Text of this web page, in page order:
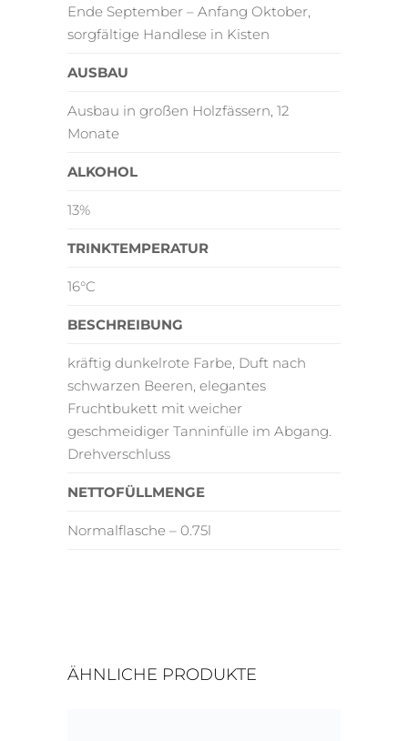
Ende September – Anfang Oktober,
sorgfältige Handlese in Kisten
AUSBAU
Ausbau in großen Holzfässern, 12
Monate
ALKOHOL
13%
TRINKTEMPERATUR
16°C
BESCHREIBUNG
kräftig dunkelrote Farbe, Duft nach
schwarzen Beeren, elegantes
Fruchtbukett mit weicher
geschmeidiger Tanninfülle im Abgang.
Drehverschluss
NETTOFÜLLMENGE
Normalflasche – 0.75l
ÄHNLICHE PRODUKTE